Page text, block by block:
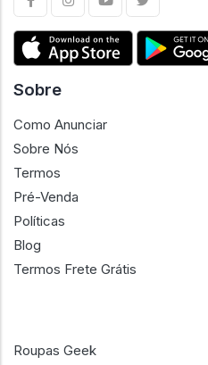
Sobre
Como Anunciar
Sobre Nós
Termos
Pré-Venda
Políticas
Blog
Termos Frete Grátis
Roupas Geek